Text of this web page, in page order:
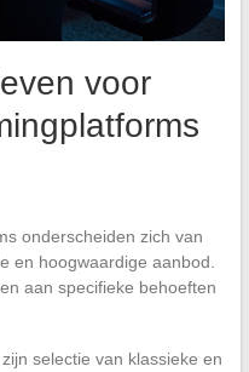
voor
onderscheiden zich van
en hoogwaardige aanbod.
aan specifieke behoeften
selectie van klassieke en